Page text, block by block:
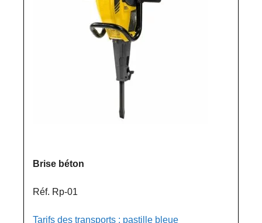
Brise béton
Réf. Rp-01
Tarifs des transports : pastille bleue